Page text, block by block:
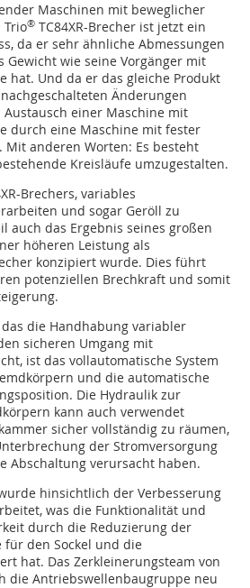
Maschinen mit beweglicher
Trio® TC84XR-Brecher ist jetzt ein
da er sehr ähnliche Abmessungen
Gewicht wie seine Vorgänger mit
hat. Und da er das gleiche Produkt
Änderungen
einer Maschine mit
durch eine Maschine mit fester
Mit anderen Worten: Es besteht
Kreisläufe umzugestalten.
Brechers, variables
und sogar Geröll zu
auch das Ergebnis seines großen
höheren Leistung als
konzipiert wurde. Dies führt
potenziellen Brechkraft und somit
die Handhabung variabler
sicheren Umgang mit
ist das vollautomatische System
und die automatische
Die Hydraulik zur
kann auch verwendet
sicher vollständig zu räumen,
der Stromversorgung
Abschaltung verursacht haben.
hinsichtlich der Verbesserung
was die Funktionalität und
durch die Reduzierung der
für den Sockel und die
hat. Das Zerkleinerungsteam von
die Antriebswellenbaugruppe neu